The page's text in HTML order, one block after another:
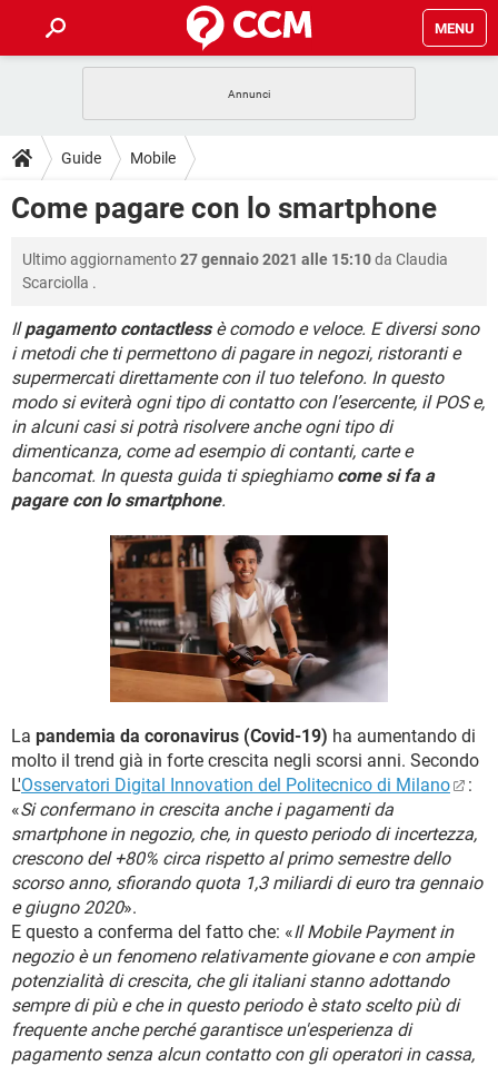
MENU
INTRATTENIMENTO
iOS WINDOWS 10
TIKTOK
GUIDE
COVID-19
INTRATTENIMENTO ANDROID
iOS WINDOWS 10
TIKTOK FACEBOOK
HARDWARE
DOWNLOAD
INTRATTENIMENTO
INSTAGRAM WHATSAPP
TIKTOK
HARDWARE
FORUM
INTRATTENIMENTO ANDROID
iOS WINDOWS 10
INSTAGRAM WHATSAPP
TIKTOK FACEBOOK
HARDWARE
COVID-19 GAMING
INTRATTENIMENTO
iOS WINDOWS 10
INSTAGRAM WHATSAPP
TIKTOK
Guide Mobile
Come pagare con lo smartphone
Ultimo aggiornamento27 gennaio 2021 alle 15:10da Claudia
Scarciolla .
Ilpagamento contactlessè comodo e veloce. E diversi sono
i metodi che ti permettono di pagare in negozi, ristoranti e
supermercati direttamente con il tuo telefono. In questo
modo si eviterà ogni tipo di contatto con l’esercente, il POS e,
in alcuni casi si potrà risolvere anche ogni tipo di
dimenticanza, come ad esempio di contanti, carte e
bancomat. In questa guida ti spieghiamo come si fa a
pagare con lo smartphone.
La pandemia da coronavirus (Covid-19) ha aumentando di
molto il trend già in forte crescita negli scorsi anni. Secondo
L'Osservatori Digital Innovation del Politecnico di Milano
:
«Si confermano in crescita anche i pagamenti da
smartphone in negozio, che, in questo periodo di incertezza,
crescono del +80% circa rispetto al primo semestre dello
scorso anno, sfiorando quota 1,3 miliardi di euro tra gennaio
e giugno 2020».
E questo a conferma del fatto che: «Il Mobile Payment in
negozio è un fenomeno relativamente giovane e con ampie
potenzialità di crescita, che gli italiani stanno adottando
sempre di più e che in questo periodo è stato scelto più di
frequente anche perché garantisce un'esperienza di
pagamento senza alcun contatto con gli operatori in cassa,